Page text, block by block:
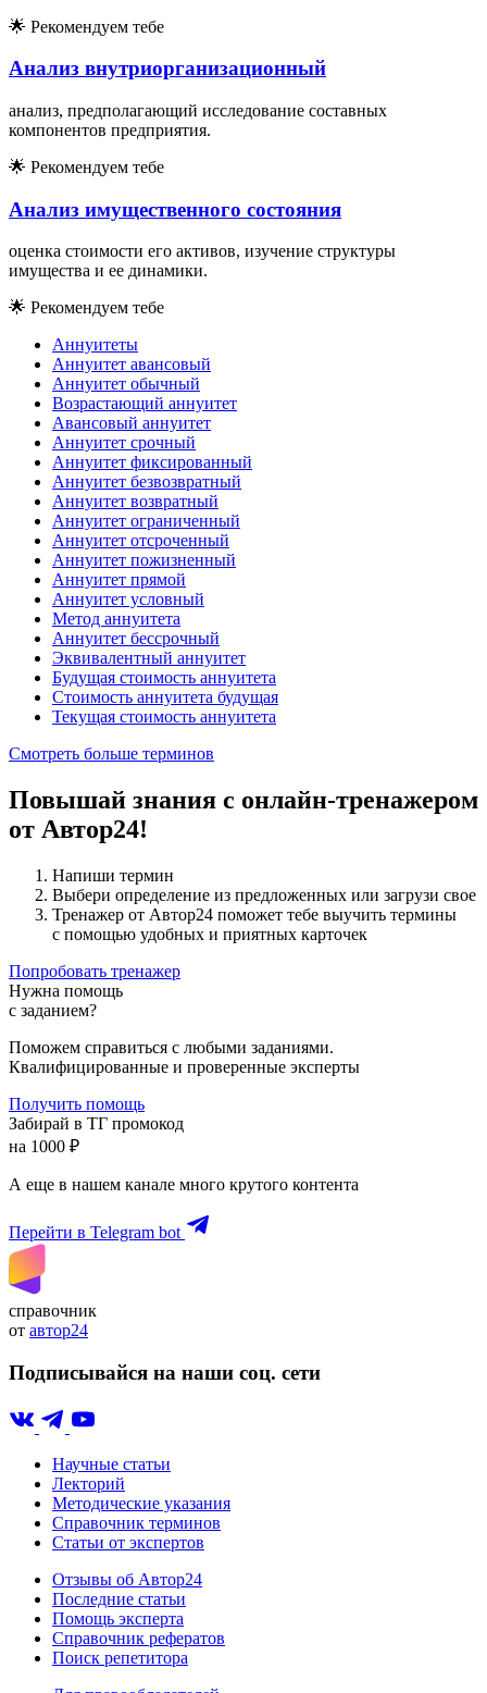
🌟 Рекомендуем тебе
Анализ внутриорганизационный
анализ, предполагающий исследование составных
компонентов предприятия.
🌟 Рекомендуем тебе
Анализ имущественного состояния
оценка стоимости его активов, изучение структуры
имущества и ее динамики.
🌟 Рекомендуем тебе
Аннуитеты
Аннуитет авансовый
Аннуитет обычный
Возрастающий аннуитет
Авансовый аннуитет
Аннуитет срочный
Аннуитет фиксированный
Аннуитет безвозвратный
Аннуитет возвратный
Аннуитет ограниченный
Аннуитет отсроченный
Аннуитет пожизненный
Аннуитет прямой
Аннуитет условный
Метод аннуитета
Аннуитет бессрочный
Эквивалентный аннуитет
Будущая стоимость аннуитета
Стоимость аннуитета будущая
Текущая стоимость аннуитета
Смотреть больше терминов
Повышай знания с онлайн-тренажером
от Автор24!
Напиши термин
Выбери определение из предложенных или загрузи свое
Тренажер от Автор24 поможет тебе выучить термины
с помощью удобных и приятных карточек
Попробовать тренажер
Нужна помощь
с заданием?
Поможем справиться с любыми заданиями.
Квалифицированные и проверенные эксперты
Получить помощь
Забирай в ТГ промокод
на 1000 ₽
А еще в нашем канале много крутого контента
Перейти в Telegram bot
справочник
от автор24
Подписывайся на наши соц. сети
Научные статьи
Лекторий
Методические указания
Справочник терминов
Статьи от экспертов
Отзывы об Автор24
Последние статьи
Помощь эксперта
Справочник рефератов
Поиск репетитора